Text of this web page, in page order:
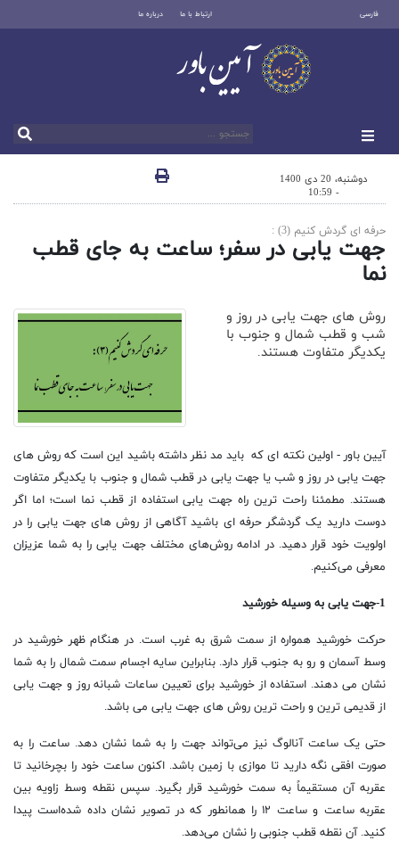
فارسی ارتباط با ما درباره ما
دوشنبه، 20 دی 1400
- 10:59
حرفه ای گردش کنیم (3) :
جهت یابی در سفر؛ ساعت به جای قطب
نما
روش های جهت یابی در روز و
شب و قطب شمال و جنوب با
یکدیگر متفاوت هستند.
آیین باور - اولین نکته ای که باید مد نظر داشته باشید این است که روش های
جهت یابی در روز و شب یا جهت یابی در قطب شمال و جنوب با یکدیگر متفاوت
هستند. مطمئنا راحت ترین راه جهت یابی استفاده از قطب نما است؛ اما اگر
دوست دارید یک گردشگر حرفه ای باشید آگاهی از روش های جهت یابی را در
اولویت خود قرار دهید. در ادامه روش‌های مختلف جهت یابی را به شما عزیزان
معرفی می‌کنیم.
1-جهت یابی به وسیله خورشید
حرکت خورشید همواره از سمت شرق به غرب است. در هنگام ظهر خورشید در
وسط آسمان و رو به جنوب قرار دارد. بنابراین سایه اجسام سمت شمال را به شما
نشان می دهند. استفاده از خورشید برای تعیین ساعات شبانه روز و جهت یابی
از قدیمی ترین و راحت ترین روش های جهت یابی می باشد.
حتی یک ساعت آنالوگ نیز می‌تواند جهت را به شما نشان دهد. ساعت را به
صورت افقی نگه دارید تا موازی با زمین باشد. اکنون ساعت خود را بچرخانید تا
عقربه آن مستقیماً به سمت خورشید قرار بگیرد. سپس نقطه وسط زاویه بین
عقربه ساعت و ساعت ۱۲ را همانطور که در تصویر نشان داده شده‌است پیدا
کنید. آن نقطه قطب جنوبی را نشان می‌دهد.